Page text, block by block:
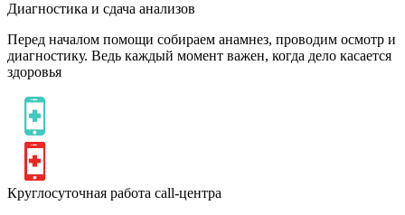
Диагностика и сдача анализов
Перед началом помощи собираем анамнез, проводим осмотр и
диагностику. Ведь каждый момент важен, когда дело касается
здоровья
Круглосуточная работа call-центра